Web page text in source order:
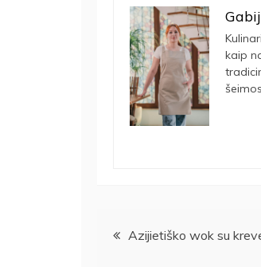
kaip
Navigacija
Azijietiško wok su